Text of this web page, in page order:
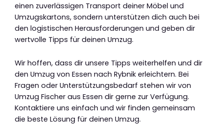
einen zuverlässigen Transport deiner Möbel und
Umzugskartons, sondern unterstützen dich auch bei
den logistischen Herausforderungen und geben dir
wertvolle Tipps für deinen Umzug.
Wir hoffen, dass dir unsere Tipps weiterhelfen und dir
den Umzug von Essen nach Rybnik erleichtern. Bei
Fragen oder Unterstützungsbedarf stehen wir von
Umzug Fischer aus Essen dir gerne zur Verfügung.
Kontaktiere uns einfach und wir finden gemeinsam
die beste Lösung für deinen Umzug.